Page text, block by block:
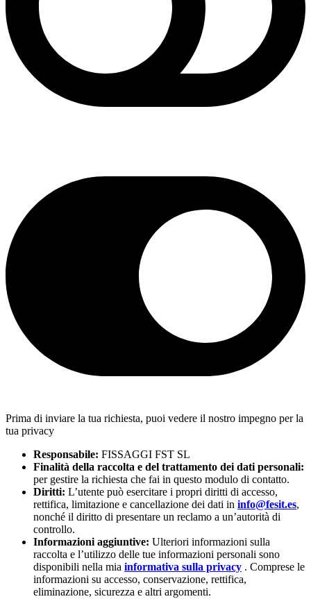
Prima di inviare la tua richiesta, puoi vedere il nostro impegno per la
tua privacy
Responsabile: FISSAGGI FST SL
Finalità della raccolta e del trattamento dei dati personali:
per gestire la richiesta che fai in questo modulo di contatto.
Diritti: L’utente può esercitare i propri diritti di accesso,
rettifica, limitazione e cancellazione dei dati in info@fesit.es,
nonché il diritto di presentare un reclamo a un’autorità di
controllo.
Informazioni aggiuntive: Ulteriori informazioni sulla
raccolta e l’utilizzo delle tue informazioni personali sono
disponibili nella mia informativa sulla privacy . Comprese le
informazioni su accesso, conservazione, rettifica,
eliminazione, sicurezza e altri argomenti.